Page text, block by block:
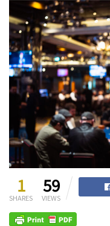
1
SHARES
59
VIEWS